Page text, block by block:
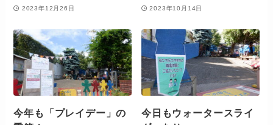
2023年12月26日 2023年10月14日
今年も「プレイデー」の
今日もウォータースライ